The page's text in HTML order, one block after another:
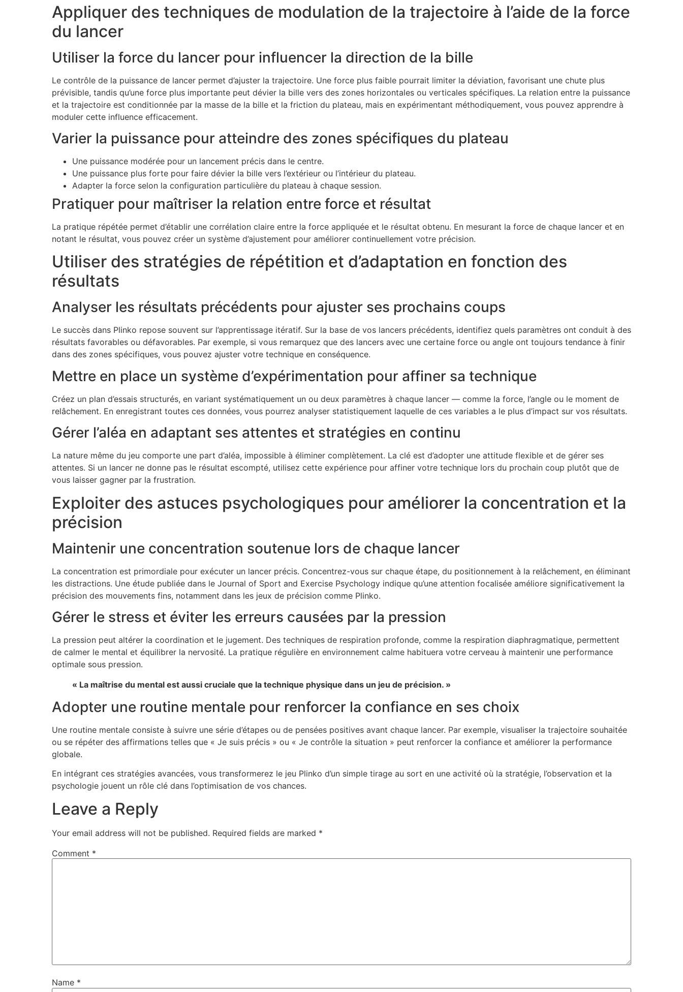
Appliquer des techniques de modulation de la trajectoire à l’aide de la force
du lancer
Utiliser la force du lancer pour influencer la direction de la bille
Le contrôle de la puissance de lancer permet d’ajuster la trajectoire. Une force plus faible pourrait limiter la déviation, favorisant une chute plus
prévisible, tandis qu’une force plus importante peut dévier la bille vers des zones horizontales ou verticales spécifiques. La relation entre la puissance
et la trajectoire est conditionnée par la masse de la bille et la friction du plateau, mais en expérimentant méthodiquement, vous pouvez apprendre à
moduler cette influence efficacement.
Varier la puissance pour atteindre des zones spécifiques du plateau
Une puissance modérée pour un lancement précis dans le centre.
Une puissance plus forte pour faire dévier la bille vers l’extérieur ou l’intérieur du plateau.
Adapter la force selon la configuration particulière du plateau à chaque session.
Pratiquer pour maîtriser la relation entre force et résultat
La pratique répétée permet d’établir une corrélation claire entre la force appliquée et le résultat obtenu. En mesurant la force de chaque lancer et en
notant le résultat, vous pouvez créer un système d’ajustement pour améliorer continuellement votre précision.
Utiliser des stratégies de répétition et d’adaptation en fonction des
résultats
Analyser les résultats précédents pour ajuster ses prochains coups
Le succès dans Plinko repose souvent sur l’apprentissage itératif. Sur la base de vos lancers précédents, identifiez quels paramètres ont conduit à des
résultats favorables ou défavorables. Par exemple, si vous remarquez que des lancers avec une certaine force ou angle ont toujours tendance à finir
dans des zones spécifiques, vous pouvez ajuster votre technique en conséquence.
Mettre en place un système d’expérimentation pour affiner sa technique
Créez un plan d’essais structurés, en variant systématiquement un ou deux paramètres à chaque lancer — comme la force, l’angle ou le moment de
relâchement. En enregistrant toutes ces données, vous pourrez analyser statistiquement laquelle de ces variables a le plus d’impact sur vos résultats.
Gérer l’aléa en adaptant ses attentes et stratégies en continu
La nature même du jeu comporte une part d’aléa, impossible à éliminer complètement. La clé est d’adopter une attitude flexible et de gérer ses
attentes. Si un lancer ne donne pas le résultat escompté, utilisez cette expérience pour affiner votre technique lors du prochain coup plutôt que de
vous laisser gagner par la frustration.
Exploiter des astuces psychologiques pour améliorer la concentration et la
précision
Maintenir une concentration soutenue lors de chaque lancer
La concentration est primordiale pour exécuter un lancer précis. Concentrez-vous sur chaque étape, du positionnement à la relâchement, en éliminant
les distractions. Une étude publiée dans le Journal of Sport and Exercise Psychology indique qu’une attention focalisée améliore significativement la
précision des mouvements fins, notamment dans les jeux de précision comme Plinko.
Gérer le stress et éviter les erreurs causées par la pression
La pression peut altérer la coordination et le jugement. Des techniques de respiration profonde, comme la respiration diaphragmatique, permettent
de calmer le mental et équilibrer la nervosité. La pratique régulière en environnement calme habituera votre cerveau à maintenir une performance
optimale sous pression.
« La maîtrise du mental est aussi cruciale que la technique physique dans un jeu de précision. »
Adopter une routine mentale pour renforcer la confiance en ses choix
Une routine mentale consiste à suivre une série d’étapes ou de pensées positives avant chaque lancer. Par exemple, visualiser la trajectoire souhaitée
ou se répéter des affirmations telles que « Je suis précis » ou « Je contrôle la situation » peut renforcer la confiance et améliorer la performance
globale.
En intégrant ces stratégies avancées, vous transformerez le jeu Plinko d’un simple tirage au sort en une activité où la stratégie, l’observation et la
psychologie jouent un rôle clé dans l’optimisation de vos chances.
Leave a Reply
Your email address will not be published. Required fields are marked *
Comment *
Name *